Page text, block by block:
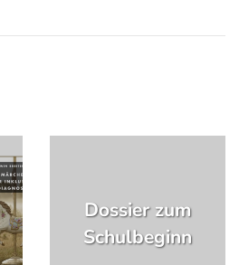
Dossier zum
Schulbeginn